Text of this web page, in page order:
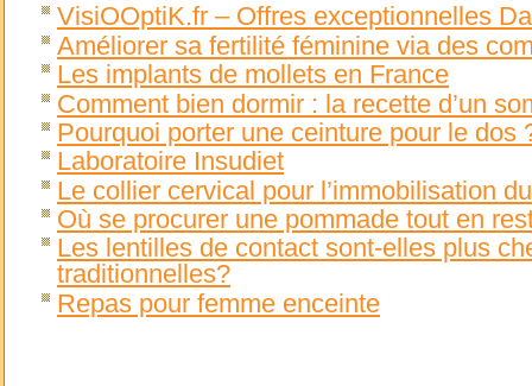
VisiOOptiK.fr – Offres exceptionnelles
Améliorer sa fertilité féminine via des
Les implants de mollets en France
Comment bien dormir : la recette d’un
Pourquoi porter une ceinture pour le dos
Laboratoire Insudiet
Le collier cervical pour l’immobilisation
Où se procurer une pommade tout en
Les lentilles de contact sont-elles plus
traditionnelles?
Repas pour femme enceinte